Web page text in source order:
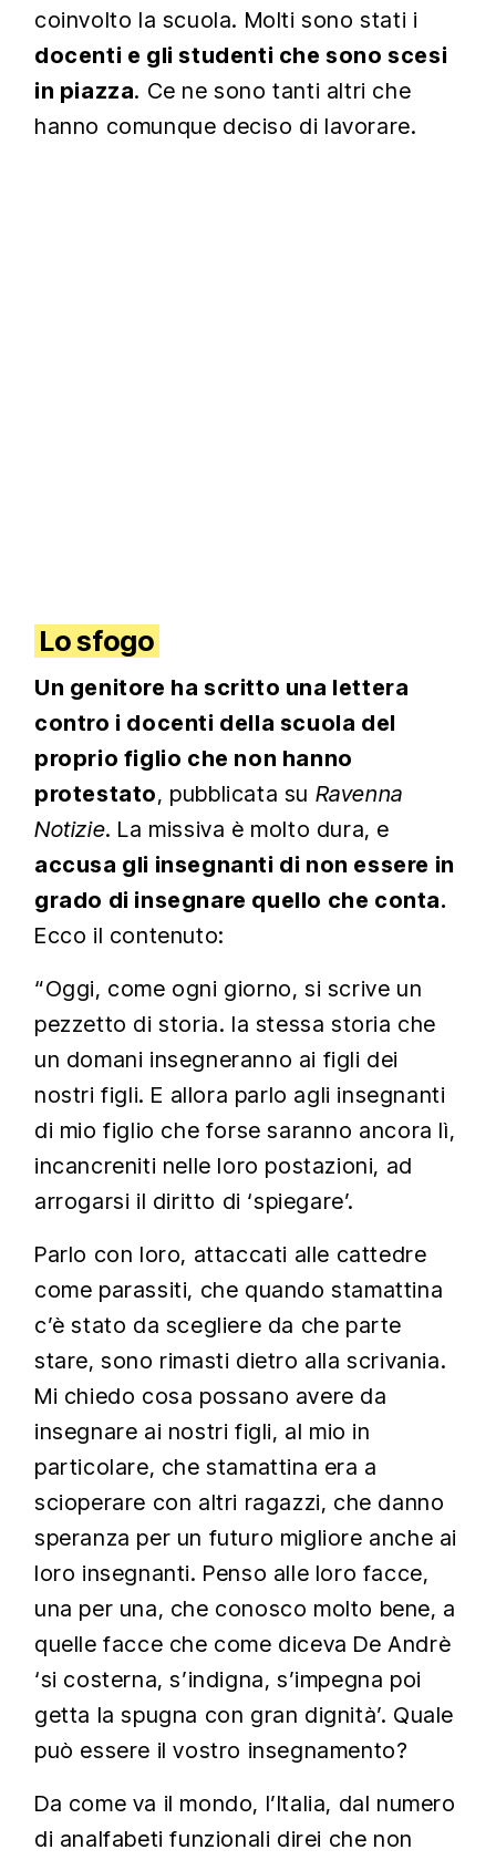
coinvolto la scuola. Molti sono stati i
docenti e gli studenti che sono scesi
in piazza. Ce ne sono tanti altri che
hanno comunque deciso di lavorare.
Lo sfogo
Un genitore ha scritto una lettera
contro i docenti della scuola del
proprio figlio che non hanno
protestato, pubblicata su Ravenna
Notizie. La missiva è molto dura, e
accusa gli insegnanti di non essere in
grado di insegnare quello che conta.
Ecco il contenuto:
“Oggi, come ogni giorno, si scrive un
pezzetto di storia. la stessa storia che
un domani insegneranno ai figli dei
nostri figli. E allora parlo agli insegnanti
di mio figlio che forse saranno ancora lì,
incancreniti nelle loro postazioni, ad
arrogarsi il diritto di ‘spiegare’.
Parlo con loro, attaccati alle cattedre
come parassiti, che quando stamattina
c’è stato da scegliere da che parte
stare, sono rimasti dietro alla scrivania.
Mi chiedo cosa possano avere da
insegnare ai nostri figli, al mio in
particolare, che stamattina era a
scioperare con altri ragazzi, che danno
speranza per un futuro migliore anche ai
loro insegnanti. Penso alle loro facce,
una per una, che conosco molto bene, a
quelle facce che come diceva De Andrè
‘si costerna, s’indigna, s’impegna poi
getta la spugna con gran dignità’. Quale
può essere il vostro insegnamento?
Da come va il mondo, l’Italia, dal numero
di analfabeti funzionali direi che non